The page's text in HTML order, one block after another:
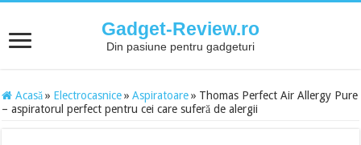
Gadget-Review.ro
Din pasiune pentru gadgeturi
Acasă » Electrocasnice » Aspiratoare » Thomas Perfect Air Allergy Pure
– aspiratorul perfect pentru cei care suferă de alergii